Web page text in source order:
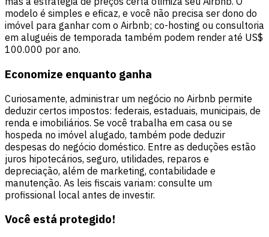
modelo é simples e eficaz, e você não precisa ser dono do
imóvel para ganhar com o Airbnb; co-hosting ou consultoria
em aluguéis de temporada também podem render até US$
100.000 por ano.
Economize enquanto ganha
Curiosamente, administrar um negócio no Airbnb permite
deduzir certos impostos: federais, estaduais, municipais, de
renda e imobiliários. Se você trabalha em casa ou se
hospeda no imóvel alugado, também pode deduzir
despesas do negócio doméstico. Entre as deduções estão
juros hipotecários, seguro, utilidades, reparos e
depreciação, além de marketing, contabilidade e
manutenção. As leis fiscais variam: consulte um
profissional local antes de investir.
Você está protegido!